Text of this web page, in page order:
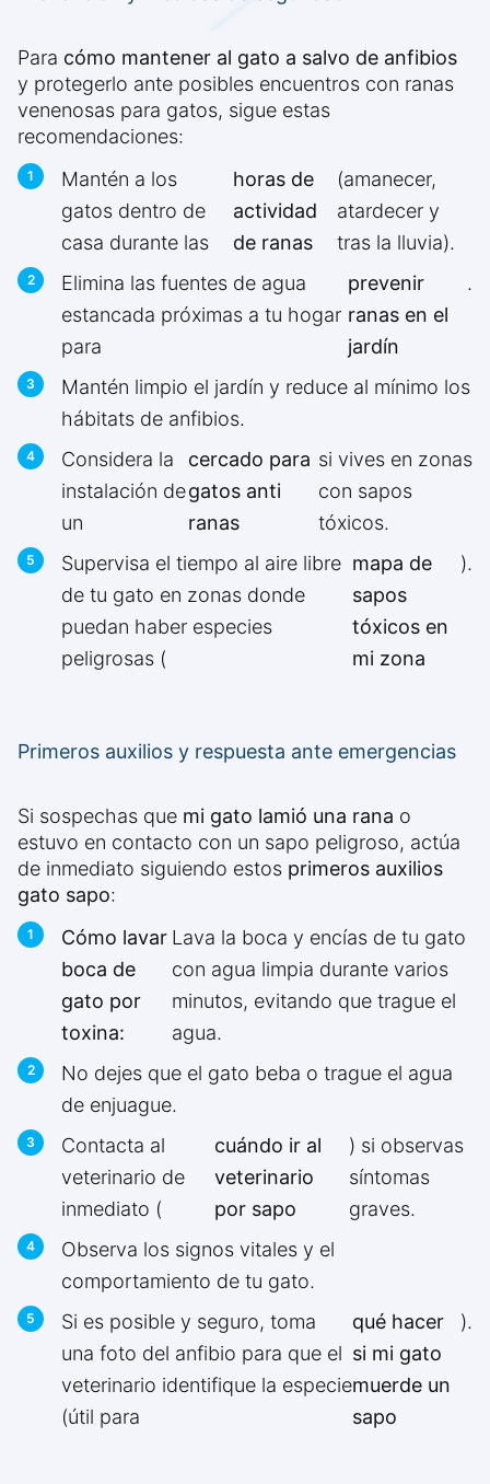
Para cómo mantener al gato a salvo de anfibios
y protegerlo ante posibles encuentros con ranas
venenosas para gatos, sigue estas
recomendaciones:
Mantén a los
gatos dentro de
casa durante las
horas de
actividad
de ranas
(amanecer,
atardecer y
tras la lluvia).
Elimina las fuentes de agua
estancada próximas a tu hogar
para
prevenir
ranas en el
jardín
.
Mantén limpio el jardín y reduce al mínimo los
hábitats de anfibios.
Considera la
instalación de
un
cercado para
gatos anti
ranas
si vives en zonas
con sapos
tóxicos.
Supervisa el tiempo al aire libre
de tu gato en zonas donde
puedan haber especies
peligrosas (
mapa de
sapos
tóxicos en
mi zona
).
Primeros auxilios y respuesta ante emergencias
Si sospechas que mi gato lamió una rana o
estuvo en contacto con un sapo peligroso, actúa
de inmediato siguiendo estos primeros auxilios
gato sapo:
Cómo lavar
boca de
gato por
toxina:
Lava la boca y encías de tu gato
con agua limpia durante varios
minutos, evitando que trague el
agua.
No dejes que el gato beba o trague el agua
de enjuague.
Contacta al
veterinario de
inmediato (
cuándo ir al
veterinario
por sapo
) si observas
síntomas
graves.
Observa los signos vitales y el
comportamiento de tu gato.
Si es posible y seguro, toma
una foto del anfibio para que el
veterinario identifique la especie
(útil para
qué hacer
si mi gato
muerde un
sapo
).